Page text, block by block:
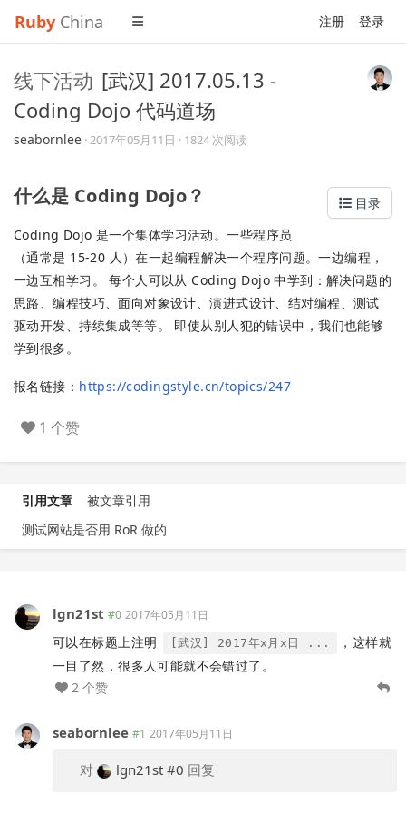
Ruby China 注册 登录
线下活动 [武汉] 2017.05.13 -
Coding Dojo 代码道场
seabornlee ·2017年05月11日 · 1824 次阅读
目录
什么是 Coding Dojo？
Coding Dojo 是一个集体学习活动。一些程序员
（通常是 15-20 人）在一起编程解决一个程序问题。一边编程，
一边互相学习。 每个人可以从 Coding Dojo 中学到：解决问题的
思路、编程技巧、面向对象设计、演进式设计、结对编程、测试
驱动开发、持续集成等等。 即使从别人犯的错误中，我们也能够
学到很多。
报名链接： https://codingstyle.cn/topics/247
1 个赞
引用文章
被文章引用
测试网站是否用 RoR 做的
lgn21st #0 2017年05月11日
可以在标题上注明 [武汉] 2017年x月x日 ...
，这样就
一目了然，很多人可能就不会错过了。
2 个赞
seabornlee #1 2017年05月11日
对 lgn21st #0 回复